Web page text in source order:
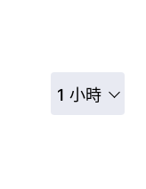
1 小時